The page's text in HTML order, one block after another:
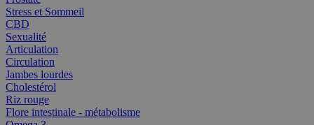
Stress et Sommeil
CBD
Sexualité
Articulation
Circulation
Jambes lourdes
Cholestérol
Riz rouge
Flore intestinale - métabolisme